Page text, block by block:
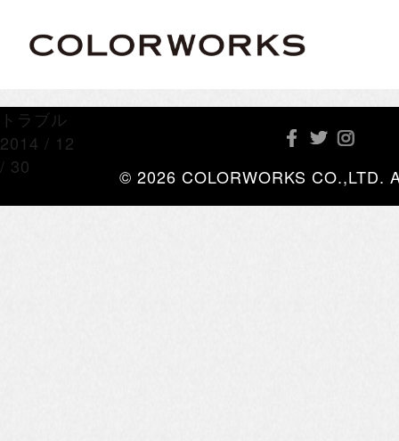
トラブル
2014 / 12
/ 30
© 2026 COLORWORKS CO.,LTD.